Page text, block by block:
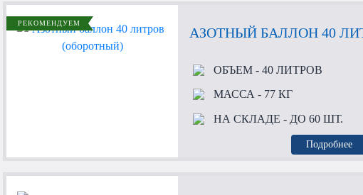
РЕКОМЕНДУЕМ
АЗОТНЫЙ БАЛЛОН 40
ОБЪЕМ- 40 ЛИТРОВ
МАССА - 77 КГ
НА СКЛАДЕ - ДО 60 ШТ.
Подробнее